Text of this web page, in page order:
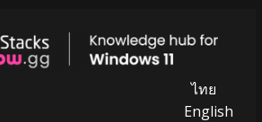
ไทย
English